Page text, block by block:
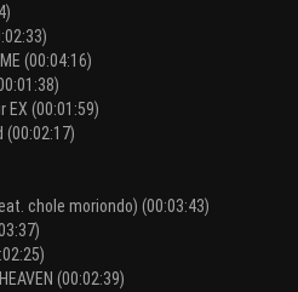
(00:04:16)
EX (00:01:59)
(00:02:17)
chole moriondo) (00:03:43)
(00:02:39)